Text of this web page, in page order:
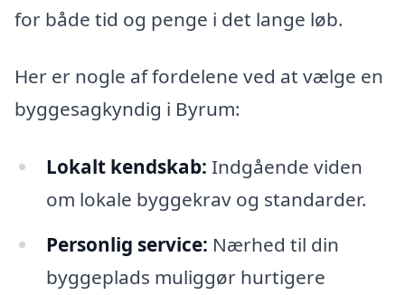
for både tid og penge i det lange løb.
Her er nogle af fordelene ved at vælge en
byggesagkyndig i Byrum:
Lokalt kendskab: Indgående viden
om lokale byggekrav og standarder.
Personlig service: Nærhed til din
byggeplads muliggør hurtigere